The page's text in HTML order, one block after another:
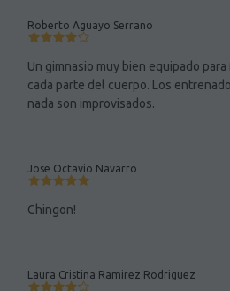
Roberto Aguayo Serrano
Un gimnasio muy bien equipado
cada parte del cuerpo. Los
nada son improvisados.
Jose Octavio Navarro
Chingon!
Laura Cristina Ramirez Rodriguez